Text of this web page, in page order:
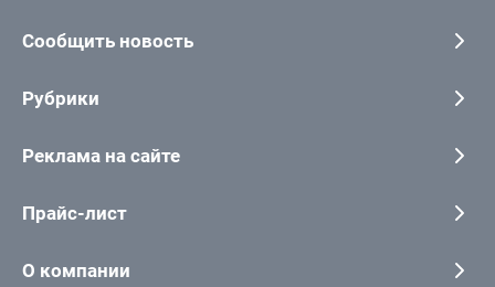
Сообщить новость
Рубрики
Реклама на сайте
Прайс-лист
О компании